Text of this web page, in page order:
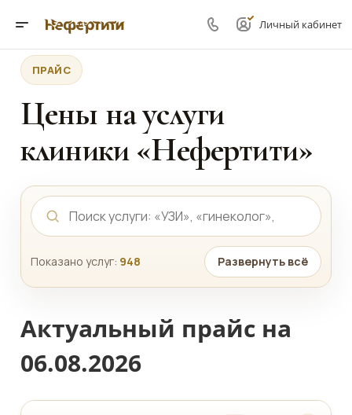
Личный кабинет
ПРАЙС
Цены на услуги
клиники «Нефертити»
Показано услуг: 948 Развернуть всё
Актуальный прайс на
06.08.2026